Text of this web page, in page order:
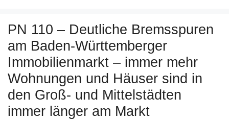
PN 110 – Deutliche Bremsspuren
am Baden-Württemberger
Immobilienmarkt – immer mehr
Wohnungen und Häuser sind in
den Groß- und Mittelstädten
immer länger am Markt